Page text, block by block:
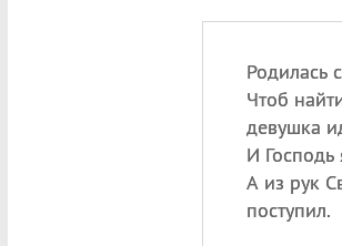
Родилась
Чтоб
девушка
И Господь
А из рук
поступил.